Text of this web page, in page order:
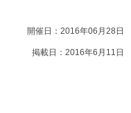
開催日：2016年06月28日
掲載日：2016年6月11日